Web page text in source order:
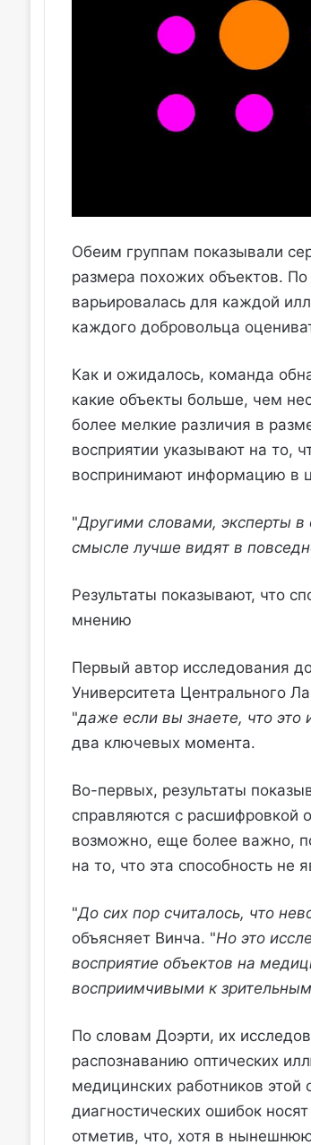
Обеим группам показывали
размера похожих объектов.
варьировалась для каждой
каждого добровольца
Как и ожидалось, команда
какие объекты больше, чем
более мелкие различия в
восприятии указывают на то,
воспринимают информацию в
"Другими словами, эксперты в
смысле лучше видят в
Результаты показывают, что
мнению
Первый автор исследования
Университета Центрального
"даже если вы знаете, что это
два ключевых момента.
Во-первых, результаты
справляются с расшифровкой
возможно, еще более важно,
на то, что эта способность не
"До сих пор считалось, что
объясняет Винча. "Но это
восприятие объектов на
восприимчивыми к
По словам Доэрти, их
распознаванию оптических
медицинских работников
диагностических ошибок
отметив, что, хотя в